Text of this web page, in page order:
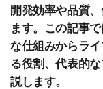
開発効率や品質
ます。この記事
な仕組みからラ
る役割、代表的
説します。